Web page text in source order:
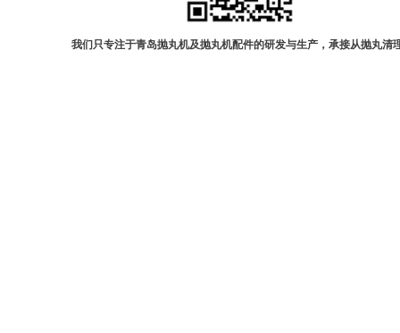
我们只专注于青岛抛丸机及抛丸机配件的研发与生产，承接从抛丸